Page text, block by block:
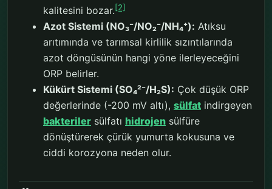
kalitesini bozar.[2]
Azot Sistemi (NO₃⁻/NO₂⁻/NH₄⁺): Atıksu
arıtımında ve tarımsal kirlilik sızıntılarında
azot döngüsünün hangi yöne ilerleyeceğini
ORP belirler.
Kükürt Sistemi (SO₄²⁻/H₂S): Çok düşük ORP
değerlerinde (-200 mV altı), sülfat indirgeyen
bakteriler sülfatı hidrojen sülfüre
dönüştürerek çürük yumurta kokusuna ve
ciddi korozyona neden olur.